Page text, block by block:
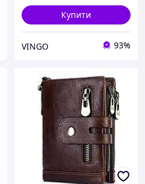
Купити
VINGO 93%